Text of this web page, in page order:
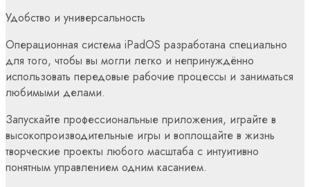
Удобство и универсальность
Операционная система iPadOS разработана специально
для того, чтобы вы могли легко и непринуждённо
использовать передовые рабочие процессы и заниматься
любимыми делами.
Запускайте профессиональные приложения, играйте в
высокопроизводительные игры и воплощайте в жизнь
творческие проекты любого масштаба с интуитивно
понятным управлением одним касанием.